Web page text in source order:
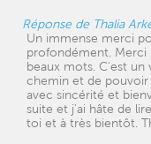
Réponse de Thalia
Un immense merci
profondément. Merci
beaux mots. C'est
chemin et de pouvoir
avec sincérité et
suite et j'ai hâte de
toi et à très bientôt.